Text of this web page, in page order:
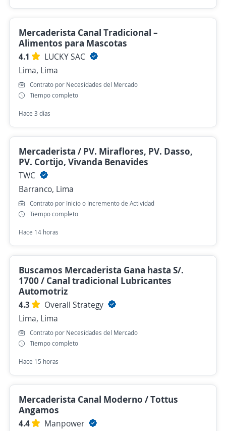
Mercaderista Canal Tradicional –
Alimentos para Mascotas
4.1
LUCKY SAC
Lima, Lima
Contrato por Necesidades del Mercado
Tiempo completo
Hace 3 días
Mercaderista / PV. Miraflores, PV. Dasso,
PV. Cortijo, Vivanda Benavides
TWC
Barranco, Lima
Contrato por Inicio o Incremento de Actividad
Tiempo completo
Hace 14 horas
Buscamos Mercaderista Gana hasta S/.
1700 / Canal tradicional Lubricantes
Automotriz
4.3
Overall Strategy
Lima, Lima
Contrato por Necesidades del Mercado
Tiempo completo
Hace 15 horas
Mercaderista Canal Moderno / Tottus
Angamos
4.4
Manpower